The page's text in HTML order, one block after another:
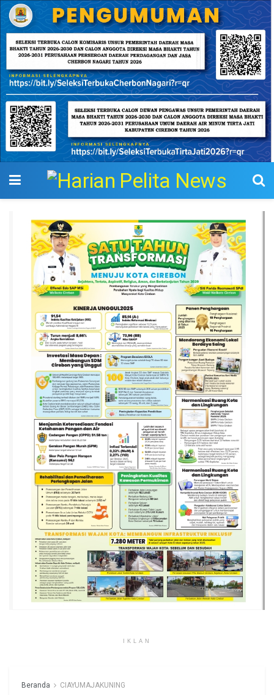
IKLAN
Beranda CIAYUMAJAKUNING